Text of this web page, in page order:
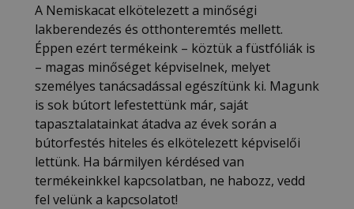
A Nemiskacat elkötelezett a minőségi
lakberendezés és otthonteremtés mellett.
Éppen ezért termékeink – köztük a füstfóliák is
– magas minőséget képviselnek, melyet
személyes tanácsadással egészítünk ki. Magunk
is sok bútort lefestettünk már, saját
tapasztalatainkat átadva az évek során a
bútorfestés hiteles és elkötelezett képviselői
lettünk. Ha bármilyen kérdésed van
termékeinkkel kapcsolatban, ne habozz, vedd
fel velünk a kapcsolatot!